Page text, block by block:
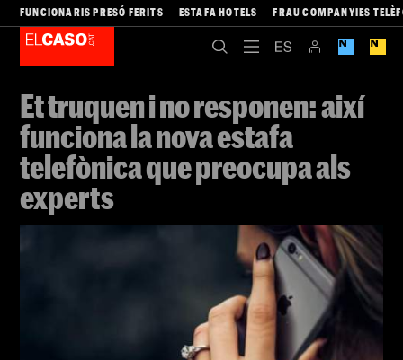
FUNCIONARIS PRESÓ FERITS ESTAFA HOTELS FRAU COMPANYIES
Et truquen i no responen: així
funciona la nova estafa
telefònica que preocupa als
experts